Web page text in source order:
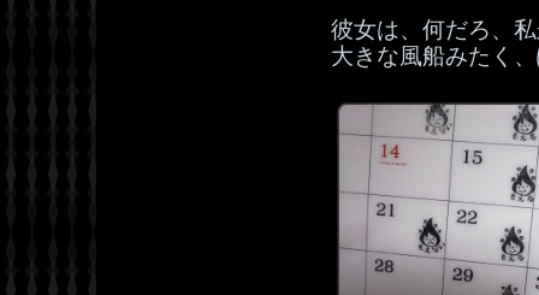
彼女は、何だろ、
大きな風船みたく